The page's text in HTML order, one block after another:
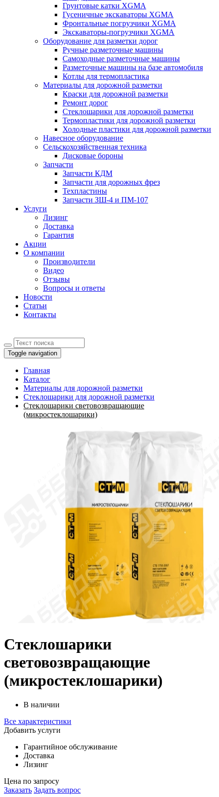
Грунтовые катки XGMA
Гусеничные экскаваторы XGMA
Фронтальные погрузчики XGMA
Экскаваторы-погрузчики XGMA
Оборудование для разметки дорог
Ручные разметочные машины
Самоходные разметочные машины
Разметочные машины на базе автомобиля
Котлы для термопластика
Материалы для дорожной разметки
Краски для дорожной разметки
Ремонт дорог
Стеклошарики для дорожной разметки
Термопластики для дорожной разметки
Холодные пластики для дорожной разметки
Навесное оборудование
Сельскохозяйственная техника
Дисковые бороны
Запчасти
Запчасти КДМ
Запчасти для дорожных фрез
Техпластины
Запчасти ЗШ-4 и ПМ-107
Услуги
Лизинг
Доставка
Гарантия
Акции
О компании
Производители
Видео
Отзывы
Вопросы и ответы
Новости
Статьи
Контакты
Toggle navigation
Главная
Каталог
Материалы для дорожной разметки
Стеклошарики для дорожной разметки
Стеклошарики световозвращающие
(микростеклошарики)
Стеклошарики
световозвращающие
(микростеклошарики)
В наличии
Все характеристики
Добавить услуги
Гарантийное обслуживание
Доставка
Лизинг
Цена по запросу
Заказать Задать вопрос